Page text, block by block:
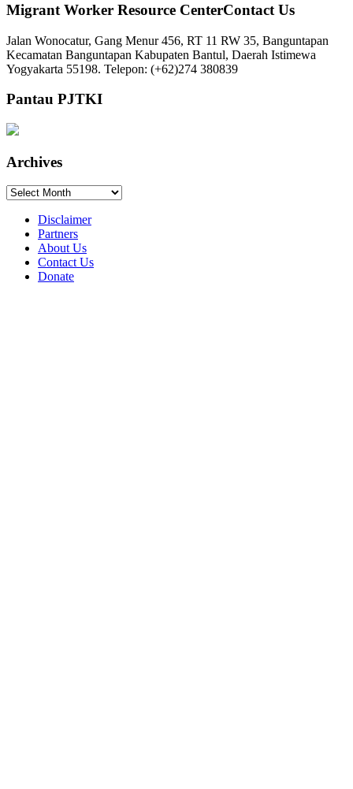
Migrant Worker Resource CenterContact Us
Jalan Wonocatur, Gang Menur 456, RT 11 RW 35, Banguntapan
Kecamatan Banguntapan Kabupaten Bantul, Daerah Istimewa
Yogyakarta 55198. Telepon: (+62)274 380839
Pantau PJTKI
Archives
Archives
Disclaimer
Partners
About Us
Contact Us
Donate